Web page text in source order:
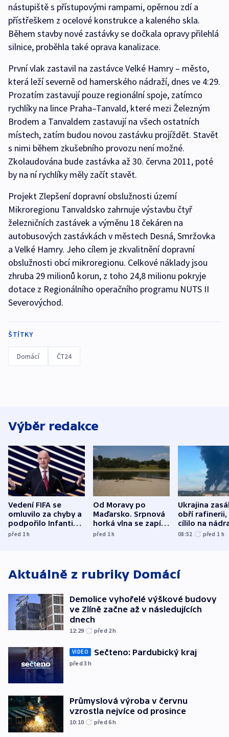
nástupiště s přístupovými rampami, opěrnou zdí a
přístřeškem z ocelové konstrukce a kaleného skla.
Během stavby nové zastávky se dočkala opravy přilehlá
silnice, proběhla také oprava kanalizace.
První vlak zastavil na zastávce Velké Hamry – město,
která leží severně od hamerského nádraží, dnes ve 4:29.
Prozatím zastavují pouze regionální spoje, zatímco
rychlíky na lince Praha–Tanvald, které mezi Železným
Brodem a Tanvaldem zastavují na všech ostatních
místech, zatím budou novou zastávku projíždět. Stavět
s nimi během zkušebního provozu není možné.
Zkolaudována bude zastávka až 30. června 2011, poté
by na ní rychlíky měly začít stavět.
Projekt Zlepšení dopravní obslužnosti území
Mikroregionu Tanvaldsko zahrnuje výstavbu čtyř
železničních zastávek a výměnu 18 čekáren na
autobusových zastávkách v městech Desná, Smržovka
a Velké Hamry. Jeho cílem je zkvalitnění dopravní
obslužnosti obcí mikroregionu. Celkové náklady jsou
zhruba 29 milionů korun, z toho 24,8 milionu pokryje
dotace z Regionálního operačního programu NUTS II
Severovýchod.
ŠTÍTKY
Domácí ČT24
Výběr redakce
Vedení FIFA se
omluvilo za chyby a
podpořilo Infantina.
UEFA trvá na
před 1h
Od Moravy po
Maďarsko. Srpnová
horká vlna se zapíše
do dějin
před 1h
Ukrajina
obří rafinerii,
cílilo na
autobus
08:52 před 1 h
Aktuálně z rubriky Domácí
Demolice vyhořelé výškové budovy
ve Zlíně začne až v následujících
dnech
12:29 před 2h
VIDEO Sečteno: Pardubický kraj
před 3h
Průmyslová výroba v červnu
vzrostla nejvíce od prosince
10:10 před 6h